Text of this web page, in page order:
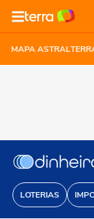
MAPA ASTRAL
LOTERIAS